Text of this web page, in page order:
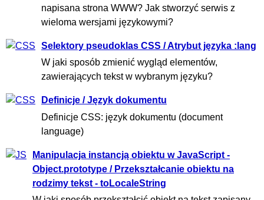
napisana strona WWW? Jak stworzyć serwis z
wieloma wersjami językowymi?
Selektory pseudoklas CSS / Atrybut języka :lang
W jaki sposób zmienić wygląd elementów,
zawierających tekst w wybranym języku?
Definicje / Język dokumentu
Definicje CSS: język dokumentu (document
language)
Manipulacja instancją obiektu w JavaScript -
Object.prototype / Przekształcanie obiektu na
rodzimy tekst - toLocaleString